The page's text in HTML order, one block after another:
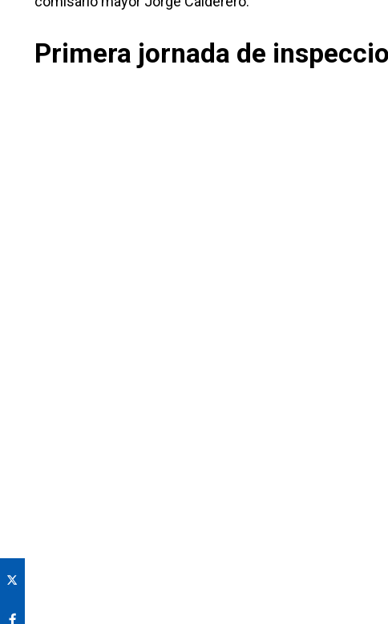
Primera jornada de